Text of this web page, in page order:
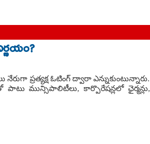
ప్రత్యక్ష ఓటింగ్ ద్వారా ఎన్నుకుంటున్నారు.
మున్సిపాలిటీలు, కార్పొరేషన్లలో ఛైర్మన్లు,